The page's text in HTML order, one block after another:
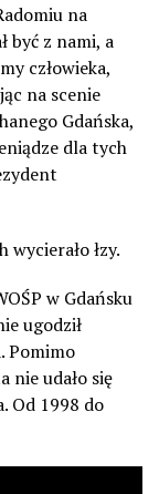
na
być z nami, a
człowieka,
na scenie
Gdańska,
dla tych
łzy.
w Gdańsku
ugodził
Pomimo
nie udało się
Od 1998 do